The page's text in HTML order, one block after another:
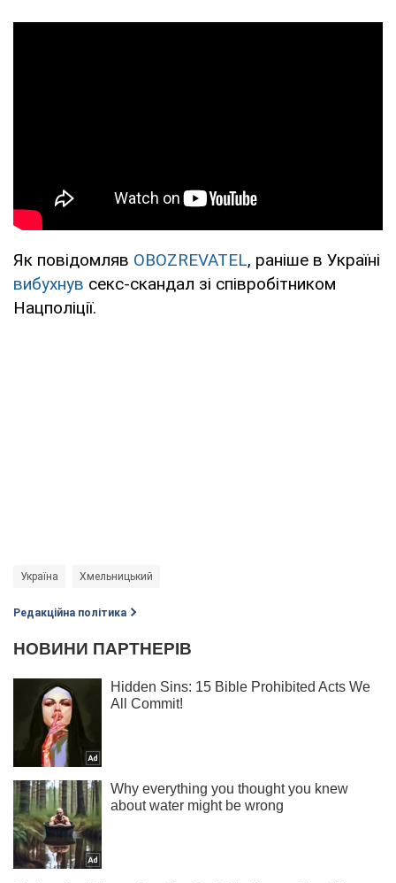
Як повідомляв OBOZREVATEL, раніше в Україні
вибухнув секс-скандал зі співробітником
Нацполіції.
Україна Хмельницький
Редакційна політика